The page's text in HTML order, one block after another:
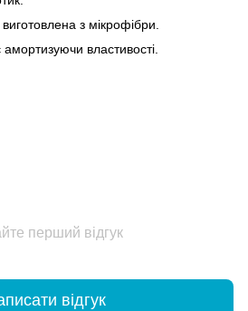
з мікрофібри.
властивості.
перший відгук
відгук